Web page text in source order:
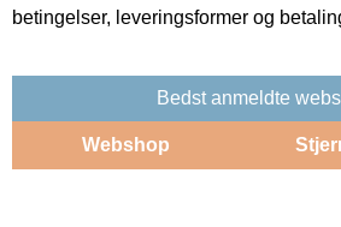
betingelser, leveringsformer og
Bedst anmeldte
Webshop